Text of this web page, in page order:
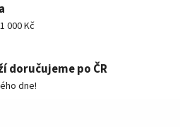
000 Kč
doručujeme po ČR
dne!